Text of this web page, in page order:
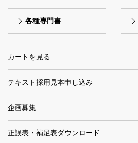
各種専門書
カートを見る
テキスト採用見本申し込み
企画募集
正誤表・補足表ダウンロード